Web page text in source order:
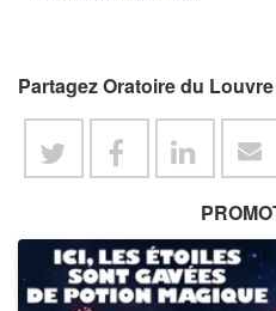
Partagez Oratoire du